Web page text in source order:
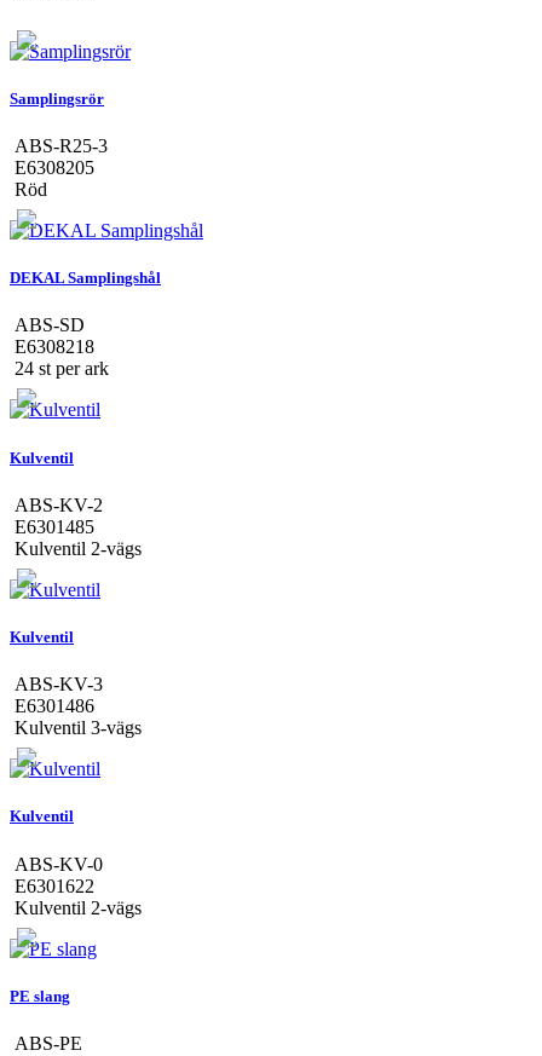
Samplingsrör
ABS-R25-3
E6308205
Röd
DEKAL Samplingshål
ABS-SD
E6308218
24 st per ark
Kulventil
ABS-KV-2
E6301485
Kulventil 2-vägs
Kulventil
ABS-KV-3
E6301486
Kulventil 3-vägs
Kulventil
ABS-KV-0
E6301622
Kulventil 2-vägs
PE slang
ABS-PE